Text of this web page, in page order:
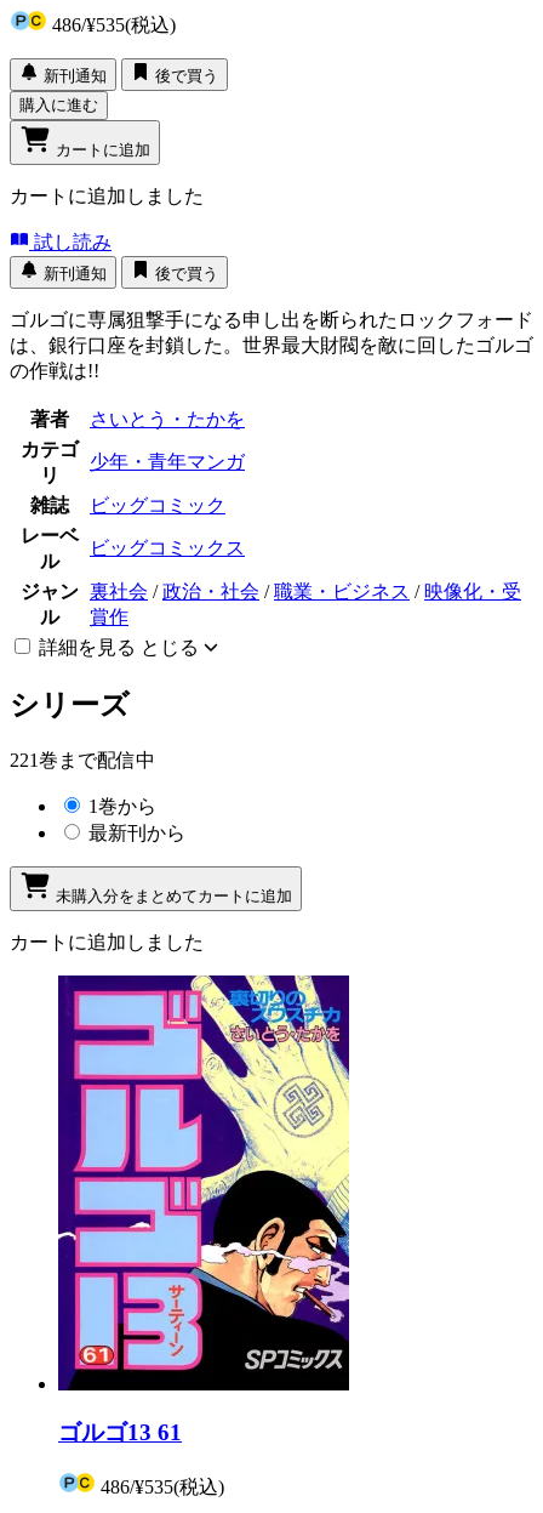
486/¥535(税込)
新刊通知
後で買う
購入に進む
カートに追加
カートに追加しました
試し読み
新刊通知 後で買う
ゴルゴに専属狙撃手になる申し出を断られたロックフォード
は、銀行口座を封鎖した。世界最大財閥を敵に回したゴルゴ
の作戦は!!
著者
さいとう・たかを
カテゴ
リ
少年・青年マンガ
雑誌
ビッグコミック
レーベ
ル
ビッグコミックス
ジャン
ル
裏社会 /政治・社会 /職業・ビジネス / 映像化・受
賞作
詳細を見る とじる
シリーズ
221巻まで配信中
1巻から
最新刊から
未購入分をまとめてカートに追加
カートに追加しました
ゴルゴ13 61
486/¥535(税込)